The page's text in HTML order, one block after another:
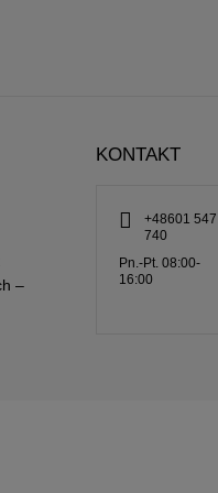
–
KONTAKT
+48601 547
740
Pn.-Pt. 08:00-
16:00